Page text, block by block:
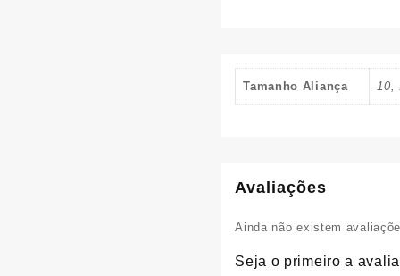
Tamanho Aliança 10,
Avaliações
Ainda não existem
Seja o primeiro a